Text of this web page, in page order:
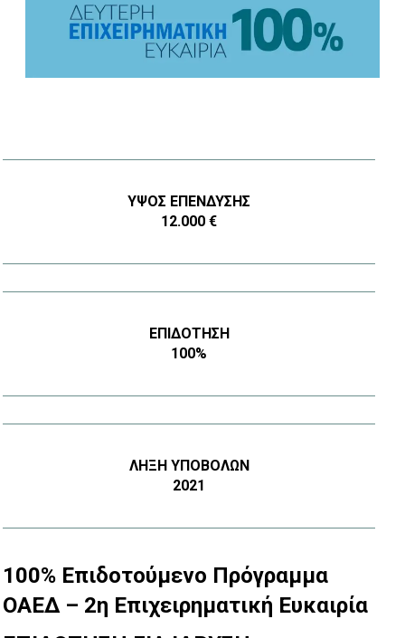
ΎΨΟΣ ΕΠΈΝΔΥΣΗΣ
12.000 €
ΕΠΙΔΌΤΗΣΗ
100%
ΛΉΞΗ ΥΠΟΒΟΛΏΝ
2021
100% Επιδοτούμενο Πρόγραμμα
ΟΑΕΔ – 2η Επιχειρηματική Ευκαιρία